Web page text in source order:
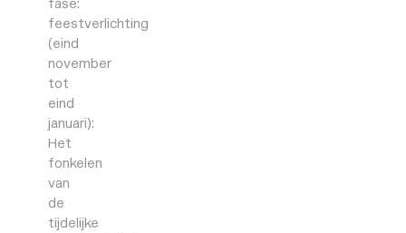
feestverlichting
(eind
november
tot
eind
januari):
Het
fonkelen
van
de
tijdelijke